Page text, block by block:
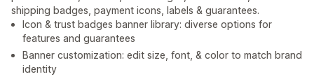
shipping badges, payment icons, labels & guarantees.
Icon & trust badges banner library: diverse options for
features and guarantees
Banner customization: edit size, font, & color to match brand
identity